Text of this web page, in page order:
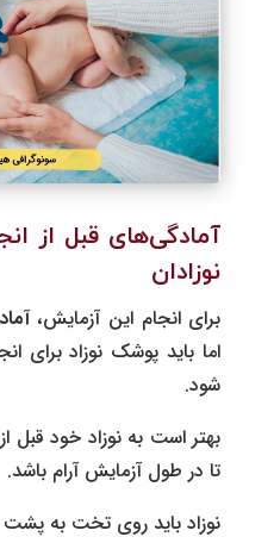
آمادگی‌های قبل از
نوزادان
برای انجام این آزمایش،
اما باید پوشک نوزاد برای
شود.
بهتر است به نوزاد خود قبل
تا در طول آزمایش آرام‌ باشد.
نوزاد باید روی تخت به پشت